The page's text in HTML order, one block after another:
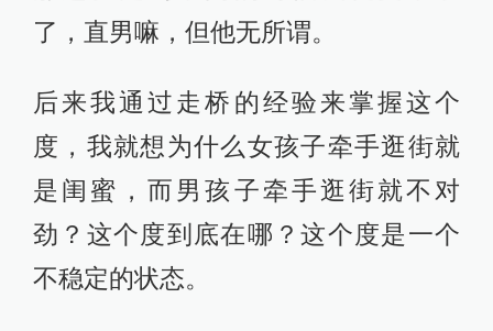
跟我的美学观特别的匹配。我之前看
我自己也特别爱看。比如说要去拍摄
一座山的静，美学里就讲到，为了凸
显山的静要加点鸟声，“鸟鸣山更幽”。
我发现这里面其实很电影，它是个相
辅相成的东西。